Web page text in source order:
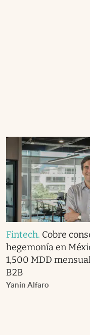
Fintech. Cobre
hegemonía en
1,500 MDD
B2B
Yanin Alfaro